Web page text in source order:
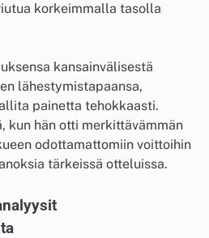
korkeimmalla tasolla
kansainvälisestä
lähestymistapaansa,
painetta tehokkaasti.
kun hän otti merkittävämmän
odottamattomiin voittoihin
tärkeissä otteluissa.